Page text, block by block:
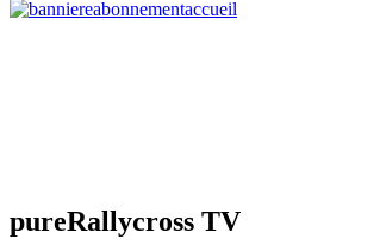
pureRallycross TV